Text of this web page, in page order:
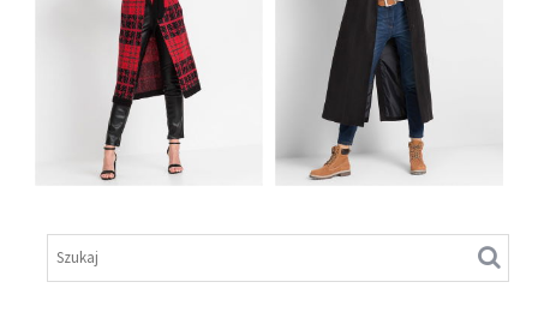
DAMSKI CZARNY Z
PŁASZCZ
DAMSKI DŁUGI
CZERWONY